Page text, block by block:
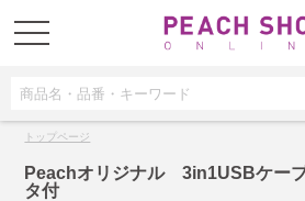
t
o
a
トップページ
Peachオリジナル 3in1USBケ
タ付